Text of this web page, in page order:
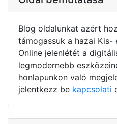
Blog oldalunkat azért
támogassuk a hazai
Online jelenlétét a
legmodernebb
honlapunkon való
jelentkezz be kapcsolati